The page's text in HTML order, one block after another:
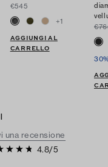
€545
+1
AGGIUNGI AL
CARRELLO
una recensione
4.8/5